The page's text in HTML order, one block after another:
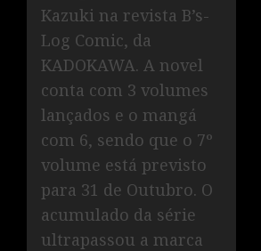
Kazuki na revista B’s-
Log Comic, da
KADOKAWA. A novel
conta com 3 volumes
lançados e o mangá
com 6, sendo que o 7º
volume está previsto
para 31 de Outubro. O
acumulado da série
ultrapassou a marca